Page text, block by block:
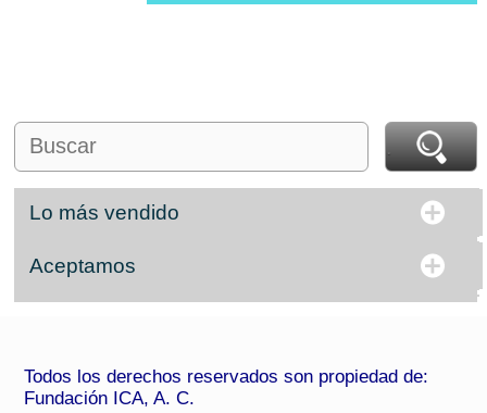
Lo más vendido
Aceptamos
Todos los derechos reservados son propiedad de:
Fundación ICA, A. C.